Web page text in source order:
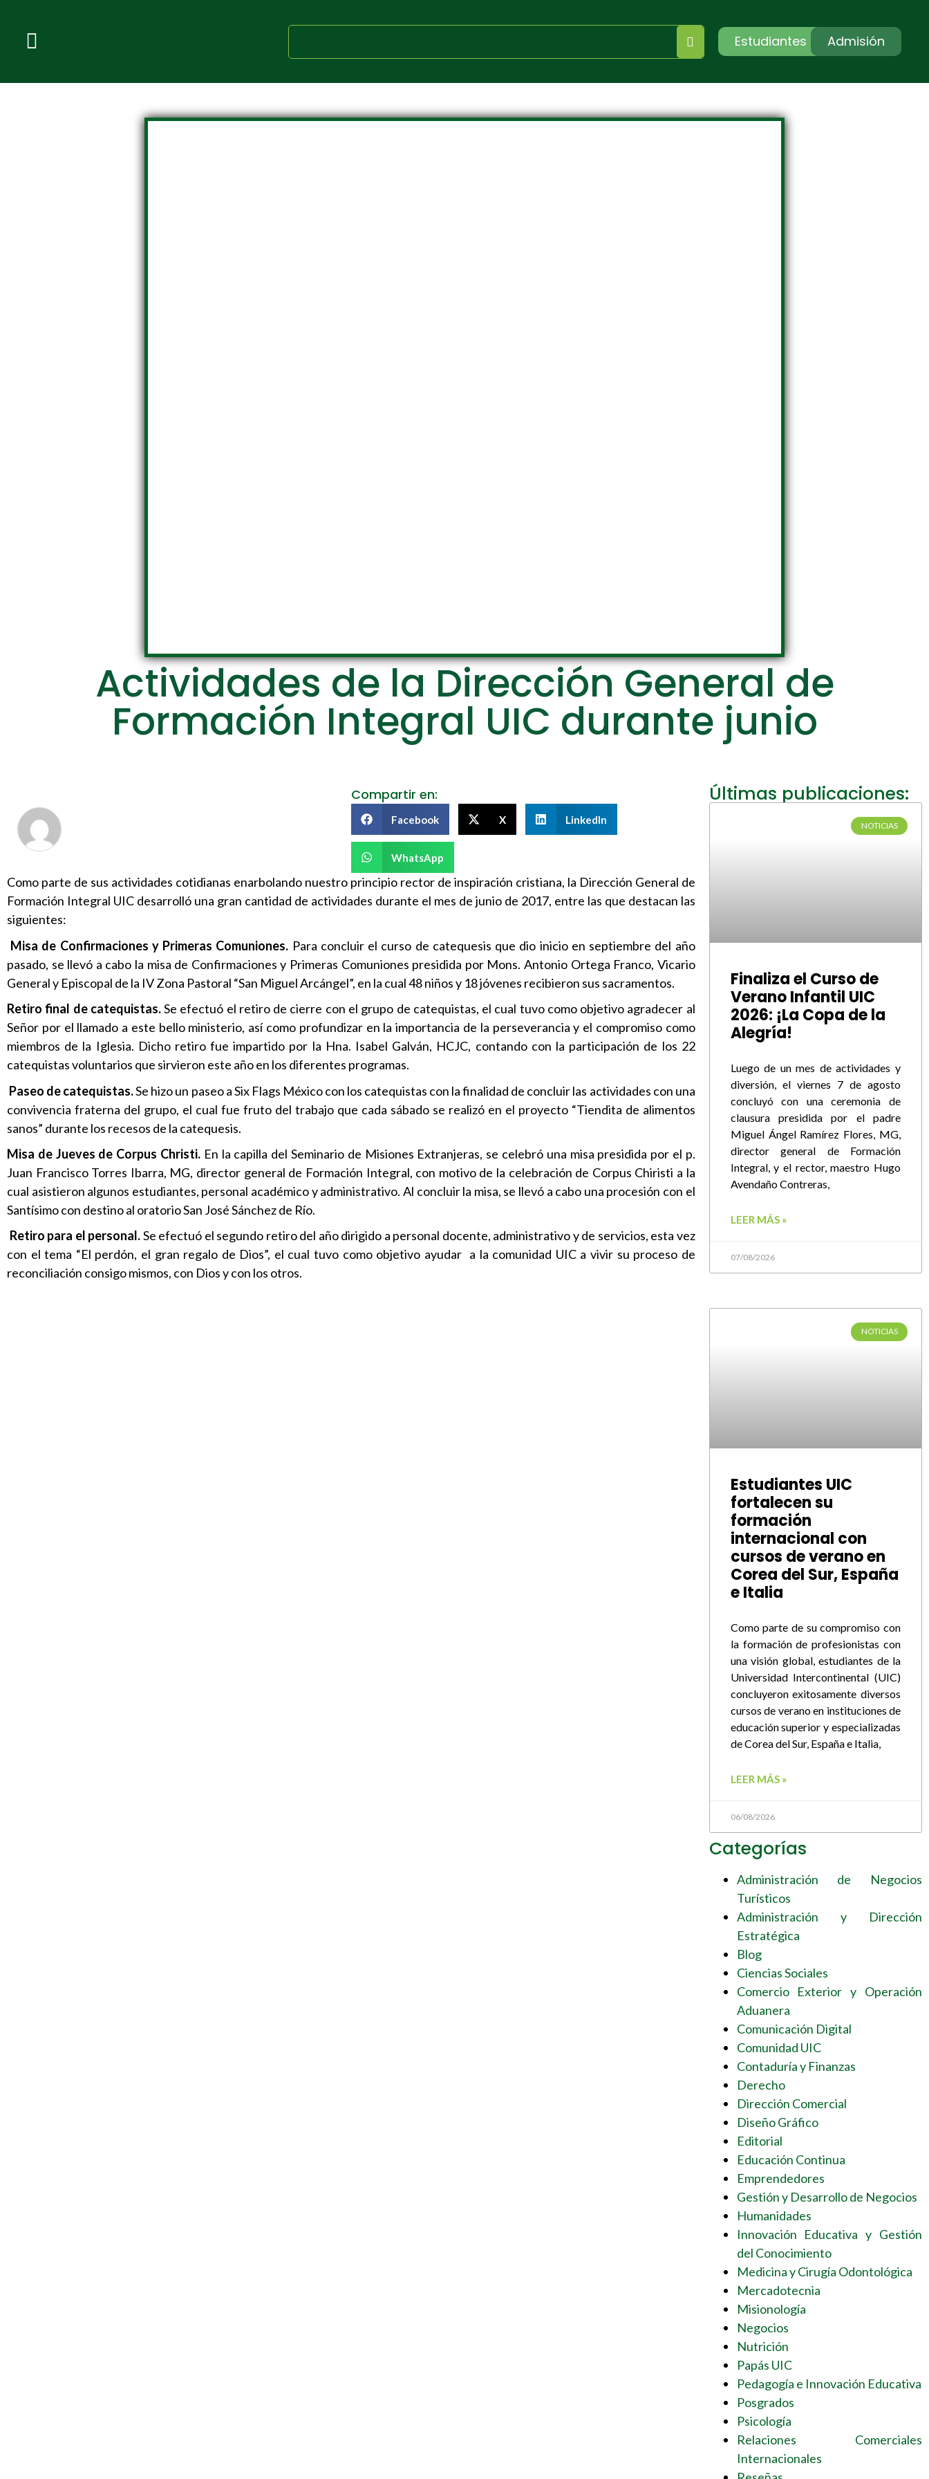
Estudiantes Admisión
Actividades de la Dirección General de
Formación Integral UIC durante junio
Compartir en:
Facebook X LinkedIn
WhatsApp
Como parte de sus actividades cotidianas enarbolando nuestro principio rector de inspiración cristiana, la Dirección General de
Formación Integral UIC desarrolló una gran cantidad de actividades durante el mes de junio de 2017, entre las que destacan las
siguientes:
Misa de Confirmaciones y Primeras Comuniones. Para concluir el curso de catequesis que dio inicio en septiembre del año
pasado, se llevó a cabo la misa de Confirmaciones y Primeras Comuniones presidida por Mons. Antonio Ortega Franco, Vicario
General y Episcopal de la IV Zona Pastoral “San Miguel Arcángel”, en la cual 48 niños y 18 jóvenes recibieron sus sacramentos.
Retiro final de catequistas.Se efectuó el retiro de cierre con el grupo de catequistas, el cual tuvo como objetivo agradecer al
Señor por el llamado a este bello ministerio, así como profundizar en la importancia de la perseverancia y el compromiso como
miembros de la Iglesia. Dicho retiro fue impartido por la Hna. Isabel Galván, HCJC, contando con la participación de los 22
catequistas voluntarios que sirvieron este año en los diferentes programas.
Paseo de catequistas.Se hizo un paseo a Six Flags México con los catequistas con la finalidad de concluir las actividades con una
convivencia fraterna del grupo, el cual fue fruto del trabajo que cada sábado se realizó en el proyecto “Tiendita de alimentos
sanos” durante los recesos de la catequesis.
Misa de Jueves de Corpus Christi. En la capilla del Seminario de Misiones Extranjeras, se celebró una misa presidida por el p.
Juan Francisco Torres Ibarra, MG, director general de Formación Integral, con motivo de la celebración de Corpus Chiristi a la
cual asistieron algunos estudiantes, personal académico y administrativo. Al concluir la misa, se llevó a cabo una procesión con el
Santísimo con destino al oratorio San José Sánchez de Río.
Retiro para el personal.Se efectuó el segundo retiro del año dirigido a personal docente, administrativo y de servicios, esta vez
con el tema “El perdón, el gran regalo de Dios”, el cual tuvo como objetivo ayudar a la comunidad UIC a vivir su proceso de
reconciliación consigo mismos, con Dios y con los otros.
Últimas publicaciones:
NOTICIAS
Finaliza el Curso de
Verano Infantil UIC
2026: ¡La Copa de la
Alegría!
Luego de un mes de actividades y
diversión, el viernes 7 de agosto
concluyó con una ceremonia de
clausura presidida por el padre
Miguel Ángel Ramírez Flores, MG,
director general de Formación
Integral, y el rector, maestro Hugo
Avendaño Contreras,
LEER MÁS »
07/08/2026
NOTICIAS
Estudiantes UIC
fortalecen su
formación
internacional con
cursos de verano en
Corea del Sur, España
e Italia
Como parte de su compromiso con
la formación de profesionistas con
una visión global, estudiantes de la
Universidad Intercontinental (UIC)
concluyeron exitosamente diversos
cursos de verano en instituciones de
educación superior y especializadas
de Corea del Sur, España e Italia,
LEER MÁS »
06/08/2026
Categorías
Administración de Negocios
Turísticos
Administración y Dirección
Estratégica
Blog
Ciencias Sociales
Comercio Exterior y Operación
Aduanera
Comunicación Digital
Comunidad UIC
Contaduría y Finanzas
Derecho
Dirección Comercial
Diseño Gráfico
Editorial
Educación Continua
Emprendedores
Gestión y Desarrollo de Negocios
Humanidades
Innovación Educativa y Gestión
del Conocimiento
Medicina y Cirugía Odontológica
Mercadotecnia
Misionología
Negocios
Nutrición
Papás UIC
Pedagogía e Innovación Educativa
Posgrados
Psicología
Relaciones Comerciales
Internacionales